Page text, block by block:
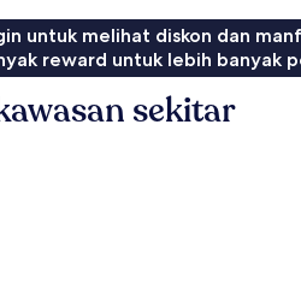
untuk melihat diskon dan
reward untuk lebih banyak
sekitar